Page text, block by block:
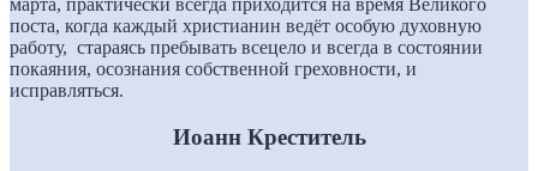
поста, когда каждый христианин ведёт особую духовную
работу, стараясь пребывать всецело и всегда в состоянии
покаяния, осознания собственной греховности, и
исправляться.
Иоанн Креститель